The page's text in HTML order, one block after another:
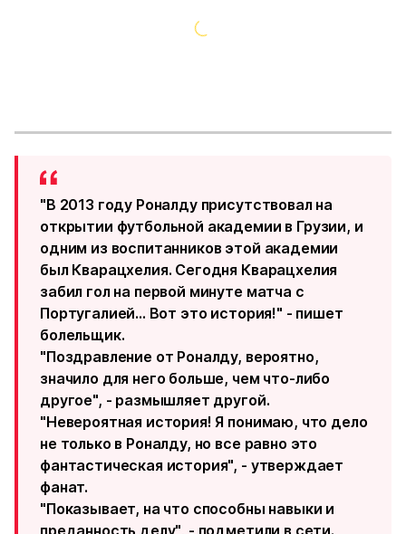
"В 2013 году Роналду присутствовал на
открытии футбольной академии в Грузии, и
одним из воспитанников этой академии
был Кварацхелия. Сегодня Кварацхелия
забил гол на первой минуте матча с
Португалией... Вот это история!" - пишет
болельщик.
"Поздравление от Роналду, вероятно,
значило для него больше, чем что-либо
другое", - размышляет другой.
"Невероятная история! Я понимаю, что дело
не только в Роналду, но все равно это
фантастическая история", - утверждает
фанат.
"Показывает, на что способны навыки и
преданность делу", - подметили в сети.